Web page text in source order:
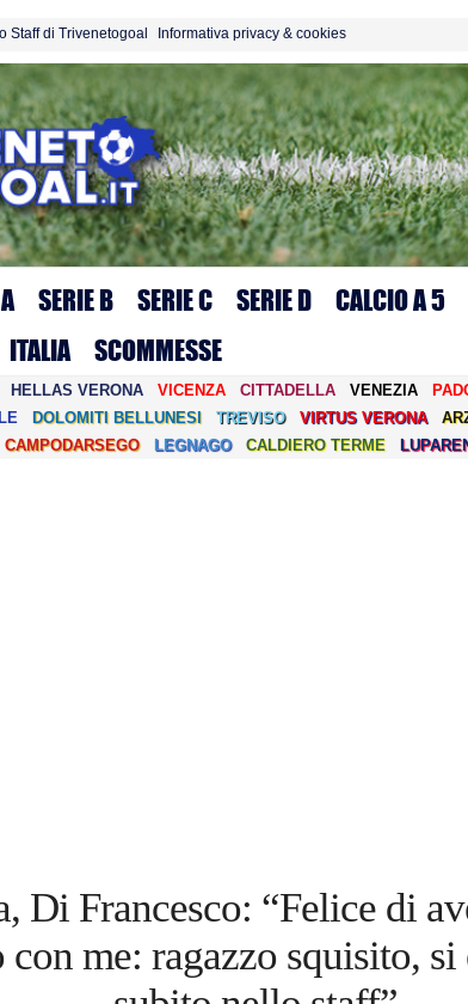
Staff di Trivenetogoal Informativa privacy & cookies
SERIE B SERIE C SERIE D CALCIO A 5
ITALIA SCOMMESSE
HELLAS VERONA VICENZA CITTADELLA VENEZIA
DOLOMITI BELLUNESI TREVISO VIRTUS VERONA
CAMPODARSEGO LEGNAGO CALDIERO TERME
Di Francesco: “Felice di
me: ragazzo squisito, si